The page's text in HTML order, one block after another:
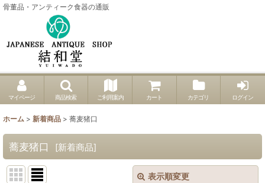
骨董品・アンティーク食器の通販
マイページ 商品検索 ご利用案内 カート カテゴリ ログイン
ホーム > 新着商品 > 蕎麦猪口
蕎麦猪口 [新着商品]
表示順変更